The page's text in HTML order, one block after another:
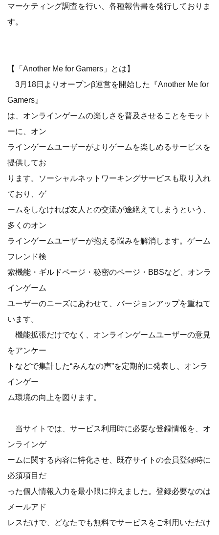
マーケティング調査を行い、各種報告書を発行しておりま
す。
【「Another Me for Gamers」とは】
3月18日よりオープンβ運営を開始した『Another Me for
Gamers』
は、オンラインゲームの楽しさを普及させることをモット
ーに、オン
ラインゲームユーザーがよりゲームを楽しめるサービスを
提供してお
ります。ソーシャルネットワーキングサービスも取り入れ
ており、ゲ
ームをしなければ友人との交流が途絶えてしまうという、
多くのオン
ラインゲームユーザーが抱える悩みを解消します。ゲーム
フレンド検
索機能・ギルドページ・秘密のページ・BBSなど、オンラ
インゲーム
ユーザーのニーズにあわせて、バージョンアップを重ねて
います。
機能拡張だけでなく、オンラインゲームユーザーの意見
をアンケー
トなどで集計した“みんなの声”を定期的に発表し、オンラ
インゲー
ム環境の向上を図ります。
当サイトでは、サービス利用時に必要な登録情報を、オ
ンラインゲ
ームに関する内容に特化させ、既存サイトの会員登録時に
必須項目だ
った個人情報入力を最小限に抑えました。登録必要なのは
メールアド
レスだけで、どなたでも無料でサービスをご利用いただけ